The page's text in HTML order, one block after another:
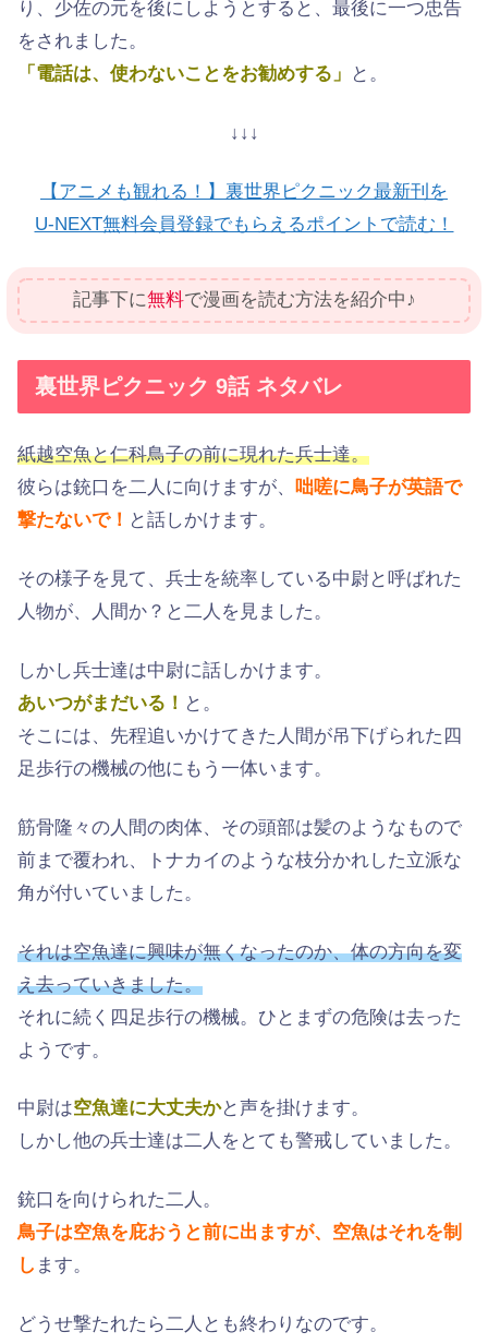
り、少佐の元を後にしようとすると、最後に一つ忠告
をされました。
「電話は、使わないことをお勧めする」
と。
↓↓↓
【アニメも観れる！】裏世界ピクニック最新刊を
U-NEXT無料会員登録でもらえるポイントで読む！
記事下に無料で漫画を読む方法を紹介中♪
裏世界ピクニック 9話 ネタバレ
紙越空魚と仁科鳥子の前に現れた兵士達。
彼らは銃口を二人に向けますが、 咄嗟に鳥子が英語で
撃たないで！ と話しかけます。
その様子を見て、兵士を統率している中尉と呼ばれた
人物が、人間か？と二人を見ました。
しかし兵士達は中尉に話しかけます。
あいつがまだいる！ と。
そこには、先程追いかけてきた人間が吊下げられた四
足歩行の機械の他にもう一体います。
筋骨隆々の人間の肉体、その頭部は髪のようなもので
前まで覆われ、トナカイのような枝分かれした立派な
角が付いていました。
それは空魚達に興味が無くなったのか、体の方向を変
え去っていきました。
それに続く四足歩行の機械。ひとまずの危険は去った
ようです。
中尉は空魚達に大丈夫かと声を掛けます。
しかし他の兵士達は二人をとても警戒していました。
銃口を向けられた二人。
鳥子は空魚を庇おうと前に出ますが、空魚はそれを制
し ます。
どうせ撃たれたら二人とも終わりなのです。